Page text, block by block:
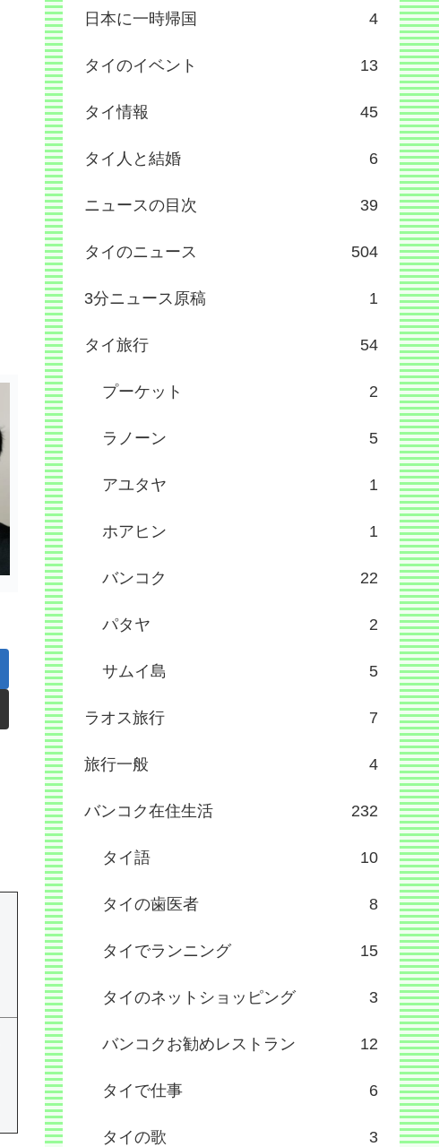
日本に一時帰国 4
タイのイベント 13
タイ情報 45
タイ人と結婚 6
ニュースの目次 39
タイのニュース 504
3分ニュース原稿 1
タイ旅行 54
プーケット 2
ラノーン 5
アユタヤ 1
ホアヒン 1
バンコク 22
パタヤ 2
サムイ島 5
ラオス旅行 7
旅行一般 4
バンコク在住生活 232
タイ語 10
タイの歯医者 8
タイでランニング 15
タイのネットショッピング 3
バンコクお勧めレストラン 12
タイで仕事 6
タイの歌 3